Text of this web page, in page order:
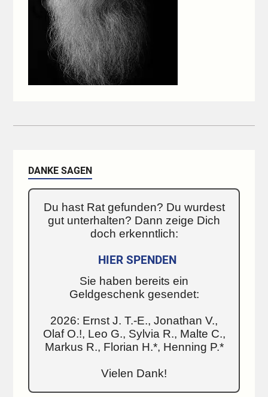
DANKE SAGEN
Du hast Rat gefunden? Du wurdest
gut unterhalten? Dann zeige Dich
doch erkenntlich:
HIER SPENDEN
Sie haben bereits ein
Geldgeschenk gesendet:
2026: Ernst J. T.-E., Jonathan V.,
Olaf O.!, Leo G., Sylvia R., Malte C.,
Markus R., Florian H.*, Henning P.*
Vielen Dank!